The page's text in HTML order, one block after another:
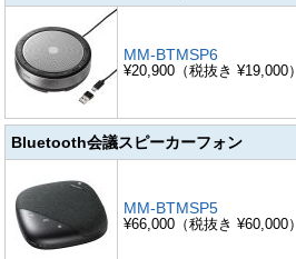
MM-BTMSP6
¥20,900（税抜き ¥19,000）
Bluetooth会議スピーカーフォン
MM-BTMSP5
¥66,000（税抜き ¥60,000）